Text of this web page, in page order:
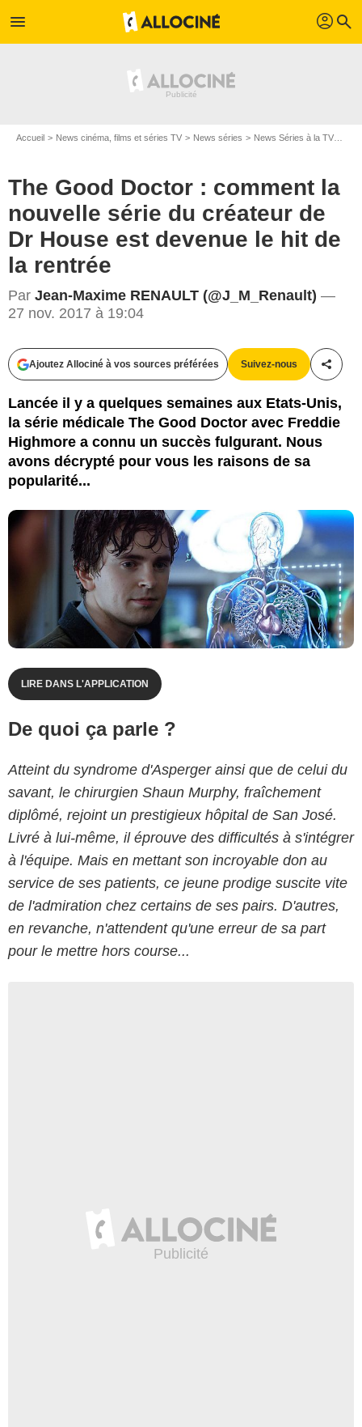
menu profil search
Accueil News cinéma, films et séries TV News séries News Séries à la TV
The Good Doctor : comment la
nouvelle série du créateur de
Dr House est devenue le hit de
la rentrée
Par Jean-Maxime RENAULT (@J_M_Renault) —
27 nov. 2017 à 19:04
Ajoutez Allociné à vos sources préférées Suivez-nous
Lancée il y a quelques semaines aux Etats-Unis,
la série médicale The Good Doctor avec Freddie
Highmore a connu un succès fulgurant. Nous
avons décrypté pour vous les raisons de sa
popularité...
Sony Pictures Television / ABC Studios
LIRE DANS L'APPLICATION
De quoi ça parle ?
Atteint du syndrome d'Asperger ainsi que de celui du
savant, le chirurgien Shaun Murphy, fraîchement
diplômé, rejoint un prestigieux hôpital de San José.
Livré à lui-même, il éprouve des difficultés à s'intégrer
à l'équipe. Mais en mettant son incroyable don au
service de ses patients, ce jeune prodige suscite vite
de l'admiration chez certains de ses pairs. D'autres,
en revanche, n'attendent qu'une erreur de sa part
pour le mettre hors course...